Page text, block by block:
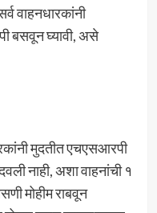
वाहनधारकांनी
बसवून घ्यावी, असे
मुदतीत एचएसआरपी
नाही, अशा वाहनांची १
मोहीम राबवून